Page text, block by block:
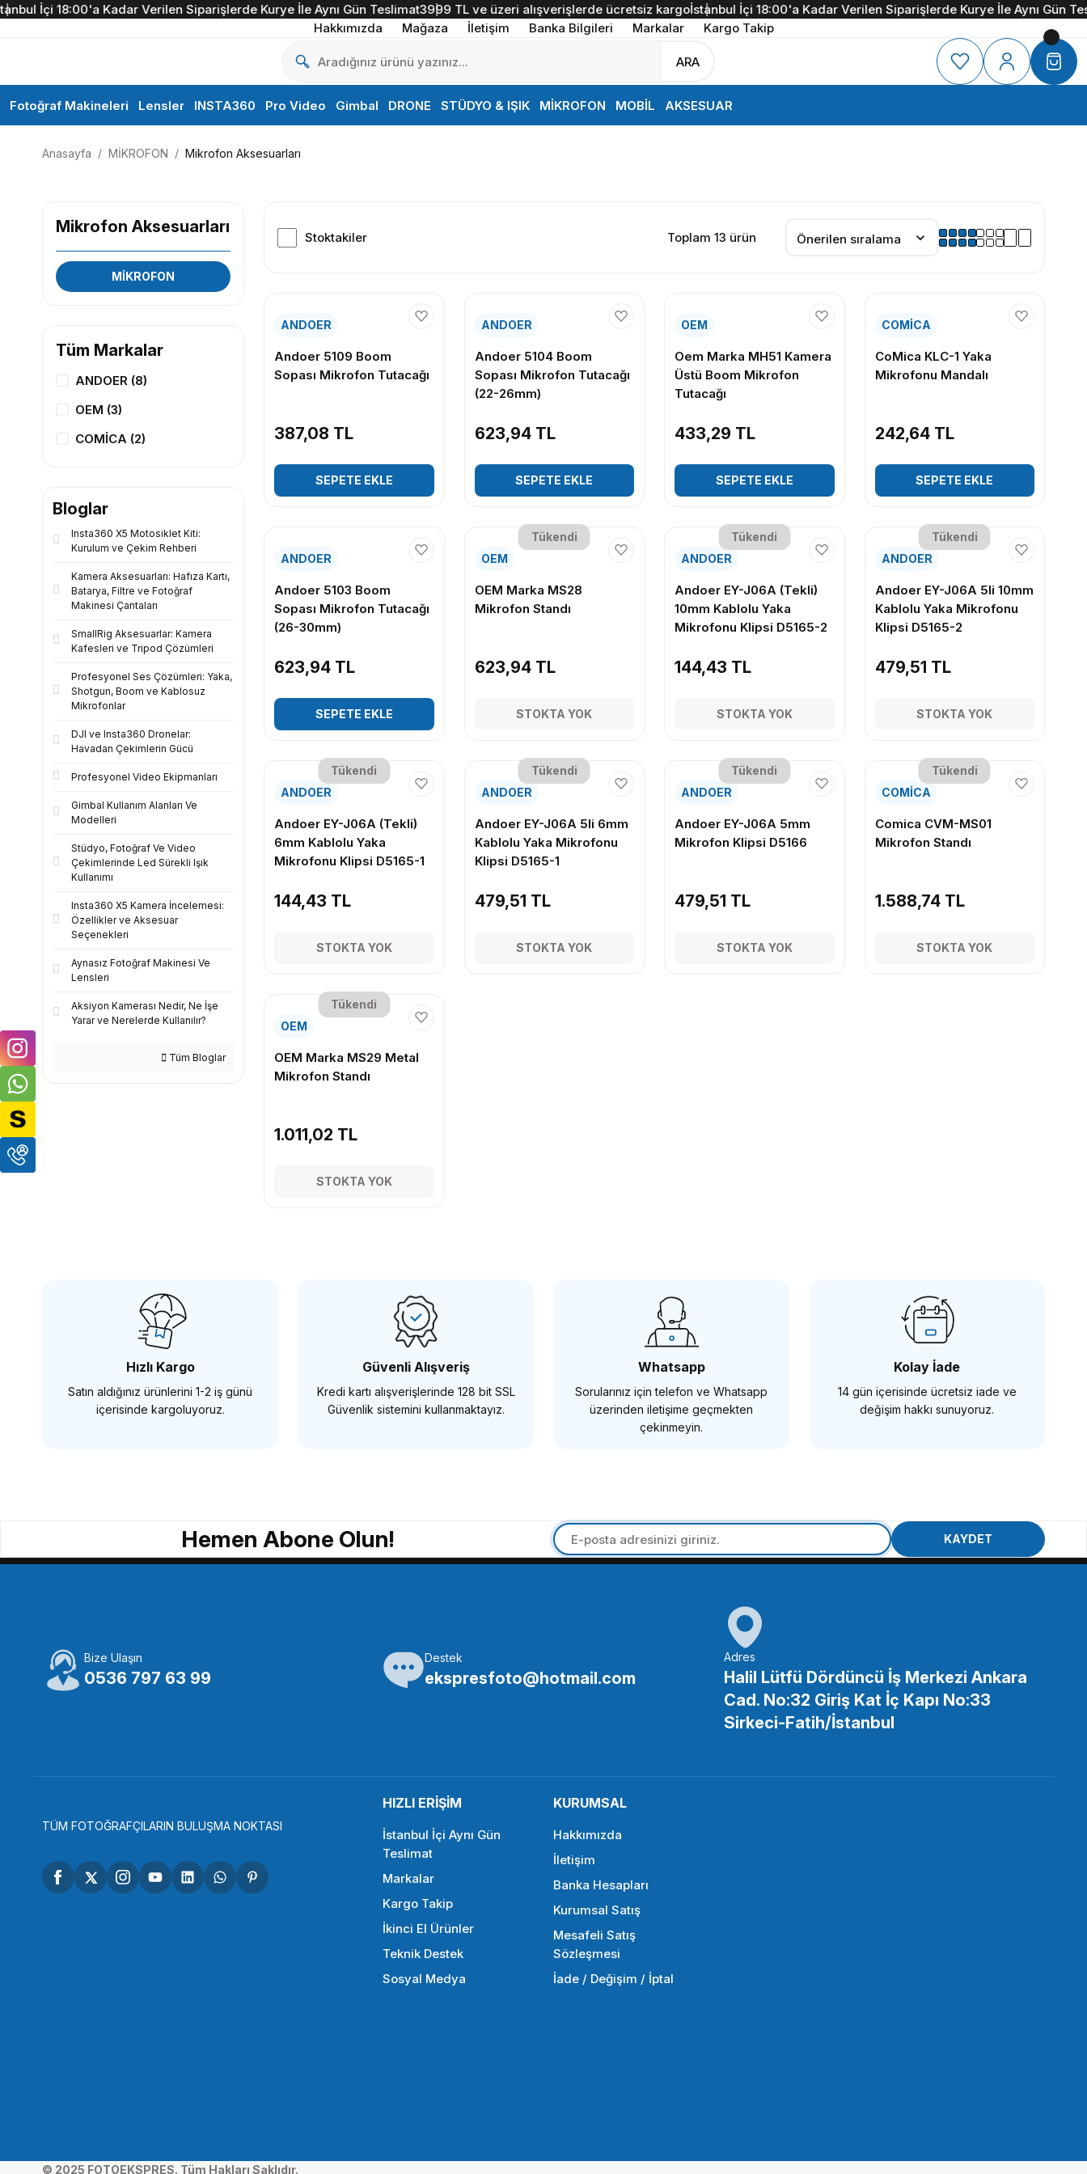
İçi 18:00'a Kadar Verilen Siparişlerde Kurye İle Aynı Gün Teslimat3999 TL ve üzeri alışverişlerde ücretsiz kargoİstanbul İçi 18:00'a Kadar Verilen Siparişlerde Kurye İle Aynı Gün
Hakkımızda
Mağaza İletişim Banka Bilgileri Markalar Kargo Takip
ARA
Fotoğraf Makineleri Lensler INSTA360 Pro Video Gimbal DRONE STÜDYO & IŞIK MİKROFON MOBİL AKSESUAR
Anasayfa MİKROFON Mikrofon Aksesuarları
Mikrofon Aksesuarları
MİKROFON
Tüm Markalar
ANDOER (8)
OEM (3)
COMİCA (2)
Bloglar
Insta360 X5 Motosiklet Kiti:
Kurulum ve Çekim Rehberi
Kamera Aksesuarları: Hafıza Kartı,
Batarya, Filtre ve Fotoğraf
Makinesi Çantaları
SmallRig Aksesuarlar: Kamera
Kafesleri ve Tripod Çözümleri
Profesyonel Ses Çözümleri: Yaka,
Shotgun, Boom ve Kablosuz
Mikrofonlar
DJI ve Insta360 Dronelar:
Havadan Çekimlerin Gücü
Profesyonel Video Ekipmanları
Gimbal Kullanım Alanları Ve
Modelleri
Stüdyo, Fotoğraf Ve Video
Çekimlerinde Led Sürekli Işık
Kullanımı
Insta360 X5 Kamera İncelemesi:
Özellikler ve Aksesuar
Seçenekleri
Aynasız Fotoğraf Makinesi Ve
Lensleri
Aksiyon Kamerası Nedir, Ne İşe
Yarar ve Nerelerde Kullanılır?
Tüm Bloglar
Stoktakiler Toplam 13 ürün
ANDOER
Andoer 5109 Boom
Sopası Mikrofon Tutacağı
387,08 TL
SEPETE EKLE
ANDOER
Andoer 5104 Boom
Sopası Mikrofon Tutacağı
(22-26mm)
623,94 TL
SEPETE EKLE
OEM
Oem Marka MH51 Kamera
Üstü Boom Mikrofon
Tutacağı
433,29 TL
SEPETE EKLE
COMİCA
CoMica KLC-1 Yaka
Mikrofonu Mandalı
242,64 TL
SEPETE EKLE
ANDOER
Andoer 5103 Boom
Sopası Mikrofon Tutacağı
(26-30mm)
623,94 TL
SEPETE EKLE
Tükendi
OEM
OEM Marka MS28
Mikrofon Standı
623,94 TL
STOKTA YOK
Tükendi
ANDOER
Andoer EY-J06A (Tekli)
10mm Kablolu Yaka
Mikrofonu Klipsi D5165-2
144,43 TL
STOKTA YOK
Tükendi
ANDOER
Andoer EY-J06A 5li 10mm
Kablolu Yaka Mikrofonu
Klipsi D5165-2
479,51 TL
STOKTA YOK
Tükendi
ANDOER
Andoer EY-J06A (Tekli)
6mm Kablolu Yaka
Mikrofonu Klipsi D5165-1
144,43 TL
STOKTA YOK
Tükendi
ANDOER
Andoer EY-J06A 5li 6mm
Kablolu Yaka Mikrofonu
Klipsi D5165-1
479,51 TL
STOKTA YOK
Tükendi
ANDOER
Andoer EY-J06A 5mm
Mikrofon Klipsi D5166
479,51 TL
STOKTA YOK
Tükendi
COMİCA
Comica CVM-MS01
Mikrofon Standı
1.588,74 TL
STOKTA YOK
Tükendi
OEM
OEM Marka MS29 Metal
Mikrofon Standı
1.011,02 TL
STOKTA YOK
Hızlı Kargo
Satın aldığınız ürünlerini 1-2 iş günü
içerisinde kargoluyoruz.
Güvenli Alışveriş
Kredi kartı alışverişlerinde 128 bit SSL
Güvenlik sistemini kullanmaktayız.
Whatsapp
Sorularınız için telefon ve Whatsapp
üzerinden iletişime geçmekten
çekinmeyin.
Kolay İade
14 gün içerisinde ücretsiz iade ve
değişim hakkı sunuyoruz.
Hemen Abone Olun! KAYDET
Bize Ulaşın
0536 797 63 99
Destek
ekspresfoto@hotmail.com
Adres
Halil Lütfü Dördüncü İş Merkezi Ankara
Cad. No:32 Giriş Kat İç Kapı No:33
Sirkeci-Fatih/İstanbul
TÜM FOTOĞRAFÇILARIN BULUŞMA NOKTASI
HIZLI ERİŞİM
İstanbul İçi Aynı Gün
Teslimat
Markalar
Kargo Takip
İkinci El Ürünler
Teknik Destek
Sosyal Medya
KURUMSAL
Hakkımızda
İletişim
Banka Hesapları
Kurumsal Satış
Mesafeli Satış
Sözleşmesi
İade / Değişim / İptal
© 2025 FOTOEKSPRES. Tüm Hakları Saklıdır.